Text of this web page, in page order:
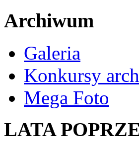
Archiwum
Galeria
Konkursy
Mega Foto
LATA